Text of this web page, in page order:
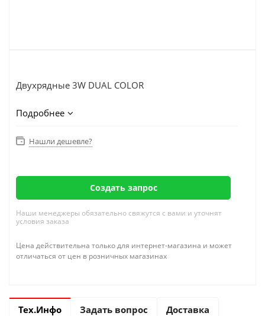
Двухрядные 3W DUAL COLOR
БАЛКА С/Д DA31001-120W 21.5'' COMBO BEAM
Подробнее
Нашли дешевле?
Создать запрос
Наши менеджеры обязательно свяжутся с вами и уточнят
условия заказа
Цена действительна только для интернет-магазина и может
отличаться от цен в розничных магазинах
Тех.Инфо Задать вопрос Доставка